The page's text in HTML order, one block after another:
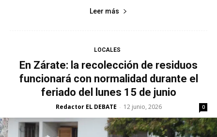
Leer más
LOCALES
En Zárate: la recolección de residuos
funcionará con normalidad durante el
feriado del lunes 15 de junio
Redactor EL DEBATE - 12 junio, 2026 0